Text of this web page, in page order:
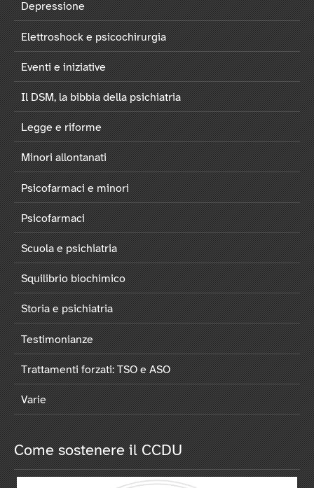
Depressione
Elettroshock e psicochirurgia
Eventi e iniziative
Il DSM, la bibbia della psichiatria
Legge e riforme
Minori allontanati
Psicofarmaci e minori
Psicofarmaci
Scuola e psichiatria
Squilibrio biochimico
Storia e psichiatria
Testimonianze
Trattamenti forzati: TSO e ASO
Varie
Come sostenere il CCDU